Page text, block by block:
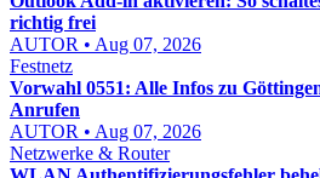
richtig frei
AUTOR • Aug 07, 2026
Festnetz
Vorwahl 0551: Alle Infos zu
Anrufen
AUTOR • Aug 07, 2026
Netzwerke & Router